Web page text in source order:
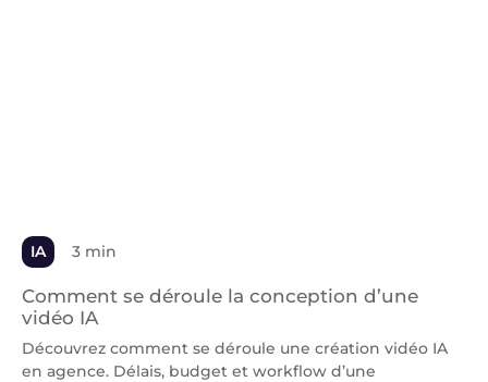
IA 3 min
Comment se déroule la conception d’une
vidéo IA
Découvrez comment se déroule une création vidéo IA
en agence. Délais, budget et workflow d’une